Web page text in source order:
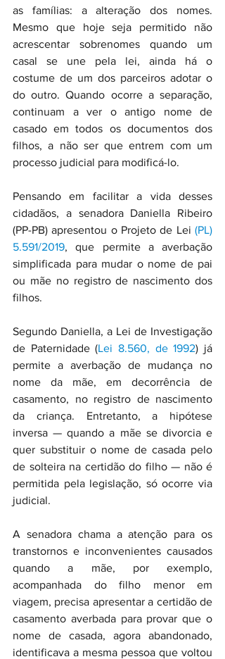
as famílias: a alteração dos nomes.
Mesmo que hoje seja permitido não
acrescentar sobrenomes quando um
casal se une pela lei, ainda há o
costume de um dos parceiros adotar o
do outro. Quando ocorre a separação,
continuam a ver o antigo nome de
casado em todos os documentos dos
filhos, a não ser que entrem com um
processo judicial para modificá-lo.
Pensando em facilitar a vida desses
cidadãos, a senadora Daniella Ribeiro
(PP-PB) apresentou o Projeto de Lei (PL)
5.591/2019, que permite a averbação
simplificada para mudar o nome de pai
ou mãe no registro de nascimento dos
filhos.
Segundo Daniella, a Lei de Investigação
de Paternidade (Lei 8.560, de 1992) já
permite a averbação de mudança no
nome da mãe, em decorrência de
casamento, no registro de nascimento
da criança. Entretanto, a hipótese
inversa — quando a mãe se divorcia e
quer substituir o nome de casada pelo
de solteira na certidão do filho — não é
permitida pela legislação, só ocorre via
judicial.
A senadora chama a atenção para os
transtornos e inconvenientes causados
quando a mãe, por exemplo,
acompanhada do filho menor em
viagem, precisa apresentar a certidão de
casamento averbada para provar que o
nome de casada, agora abandonado,
identificava a mesma pessoa que voltou